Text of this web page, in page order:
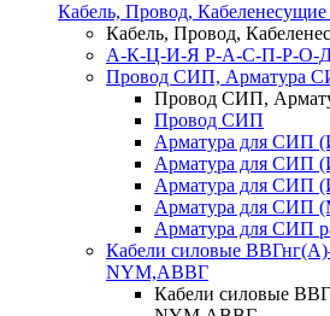
Кабель, Провод,
Кабель, Провод,
А-К-Ц-И-Я Р-А-С-П-Р-О-
Провод СИП, Арматура
Провод СИП,
Провод СИП
Арматура для СИП
Арматура для СИП
Арматура для СИП
Арматура для СИП
Арматура для СИП
Кабели силовые
NYM,АВВГ
Кабели силовые